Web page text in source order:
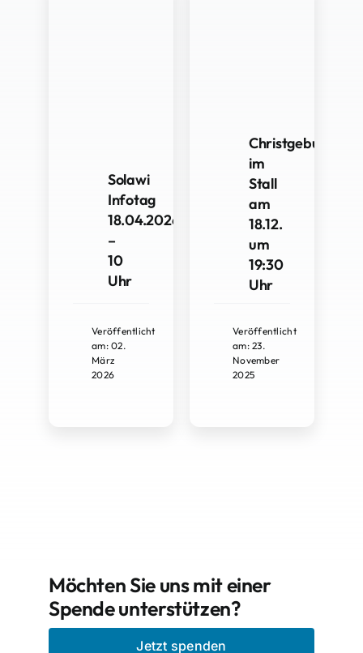
Solawi
Infotag
18.04.2026
–
10
Uhr
Veröffentlicht
am: 02.
März
2026
Christgeburtspiel
im
Stall
am
18.12.
um
19:30
Uhr
Veröffentlicht
am: 23.
November
2025
Möchten Sie uns mit einer
Spende unterstützen?
Jetzt spenden